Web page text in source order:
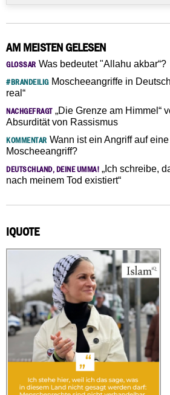
AM MEISTEN GELESEN
GLOSSAR Was bedeutet "Allahu akbar“?
#BRANDEILIGMoscheeangriffe in
real“
NACHGEFRAGT„Die Grenze am Himmel“
Absurdität von Rassismus
KOMMENTAR Wann ist ein Angriff auf
Moscheeangriff?
DEUTSCHLAND, DEINE UMMA! „Ich schreibe,
nach meinem Tod existiert“
IQUOTE